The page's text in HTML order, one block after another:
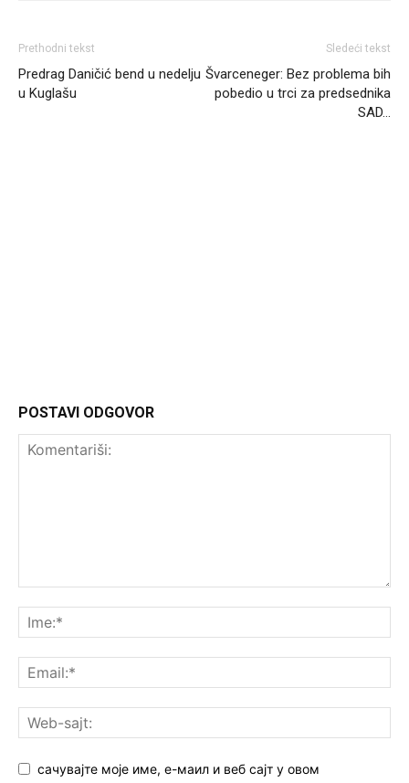
Prethodni tekst
Predrag Daničić bend u nedelju
u Kuglašu
Sledeći tekst
Švarceneger: Bez problema bih
pobedio u trci za predsednika
SAD…
POSTAVI ODGOVOR
сачувајте моје име, е-маил и веб сајт у овом